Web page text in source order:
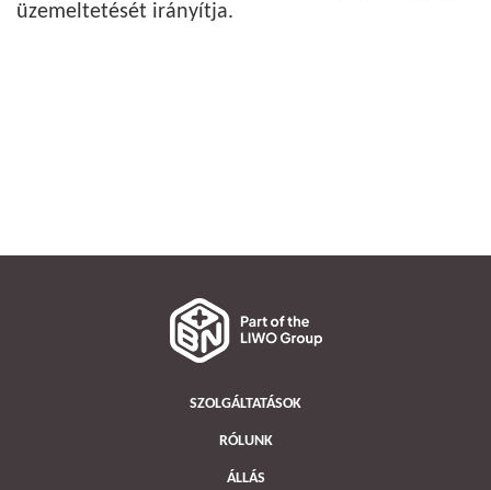
üzemeltetését irányítja.
SZOLGÁLTATÁSOK
RÓLUNK
ÁLLÁS